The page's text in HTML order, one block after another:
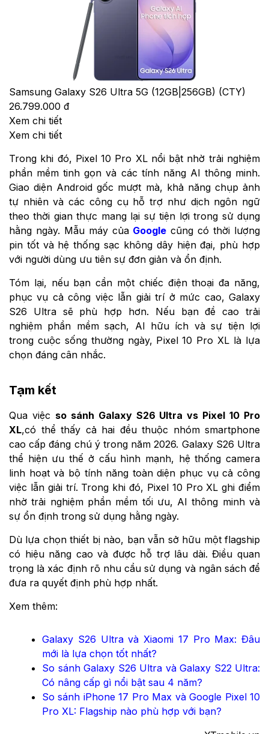
Samsung Galaxy S26 Ultra 5G (12GB|256GB) (CTY)
26.799.000 đ
Xem chi tiết
Xem chi tiết
Trong khi đó, Pixel 10 Pro XL nổi bật nhờ trải nghiệm
phần mềm tinh gọn và các tính năng AI thông minh.
Giao diện Android gốc mượt mà, khả năng chụp ảnh
tự nhiên và các công cụ hỗ trợ như dịch ngôn ngữ
theo thời gian thực mang lại sự tiện lợi trong sử dụng
hằng ngày. Mẫu máy của Google cũng có thời lượng
pin tốt và hệ thống sạc không dây hiện đại, phù hợp
với người dùng ưu tiên sự đơn giản và ổn định.
Tóm lại, nếu bạn cần một chiếc điện thoại đa năng,
phục vụ cả công việc lẫn giải trí ở mức cao, Galaxy
S26 Ultra sẽ phù hợp hơn. Nếu bạn đề cao trải
nghiệm phần mềm sạch, AI hữu ích và sự tiện lợi
trong cuộc sống thường ngày, Pixel 10 Pro XL là lựa
chọn đáng cân nhắc.
Tạm kết
Qua việc so sánh Galaxy S26 Ultra vs Pixel 10 Pro
XL,có thể thấy cả hai đều thuộc nhóm smartphone
cao cấp đáng chú ý trong năm 2026. Galaxy S26 Ultra
thể hiện ưu thế ở cấu hình mạnh, hệ thống camera
linh hoạt và bộ tính năng toàn diện phục vụ cả công
việc lẫn giải trí. Trong khi đó, Pixel 10 Pro XL ghi điểm
nhờ trải nghiệm phần mềm tối ưu, AI thông minh và
sự ổn định trong sử dụng hằng ngày.
Dù lựa chọn thiết bị nào, bạn vẫn sở hữu một flagship
có hiệu năng cao và được hỗ trợ lâu dài. Điều quan
trọng là xác định rõ nhu cầu sử dụng và ngân sách để
đưa ra quyết định phù hợp nhất.
Xem thêm:
Galaxy S26 Ultra và Xiaomi 17 Pro Max: Đâu
mới là lựa chọn tốt nhất?
So sánh Galaxy S26 Ultra và Galaxy S22 Ultra:
Có nâng cấp gì nổi bật sau 4 năm?
So sánh iPhone 17 Pro Max và Google Pixel 10
Pro XL: Flagship nào phù hợp với bạn?